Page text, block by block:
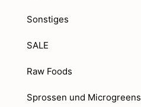
Sonstiges
SALE
Raw Foods
Sprossen und Microgreens